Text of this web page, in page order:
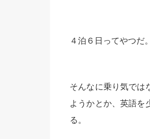
４泊６日ってやつだ。
そんなに乗り気では
ようかとか、英語を
る。